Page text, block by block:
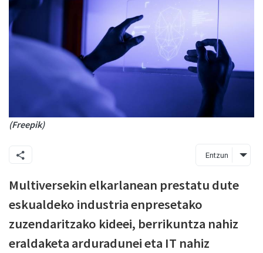
(Freepik)
Entzun
Multiversekin elkarlanean prestatu dute
eskualdeko industria enpresetako
zuzendaritzako kideei, berrikuntza nahiz
eraldaketa arduradunei eta IT nahiz